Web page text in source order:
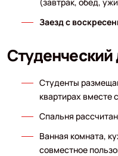
Заезд с
Студенты
квартирах вместе
Спальня
Ванная комната,
совместное